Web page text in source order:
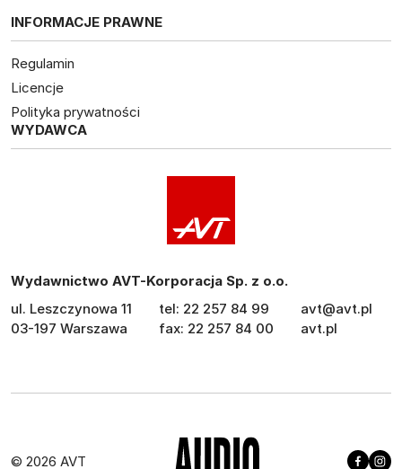
INFORMACJE PRAWNE
Regulamin
Licencje
Polityka prywatności
WYDAWCA
Wydawnictwo AVT-Korporacja Sp. z o.o.
ul. Leszczynowa 11
03-197 Warszawa
tel: 22 257 84 99
fax: 22 257 84 00
avt@avt.pl
avt.pl
© 2026 AVT